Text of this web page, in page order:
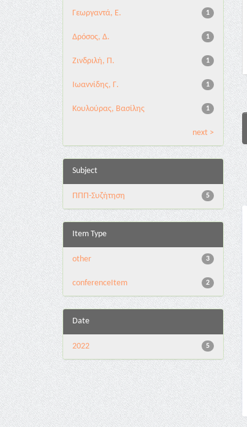
1
Γεωργαντά, Ε.
1
Δρόσος, Δ.
1
Ζινδριλή, Π.
1
Ιωαννίδης, Γ.
1
Κουλούρας, Βασίλης
next >
Subject
5
ΠΠΠ-Συζήτηση
Item Type
3
other
2
conferenceItem
Date
5
2022